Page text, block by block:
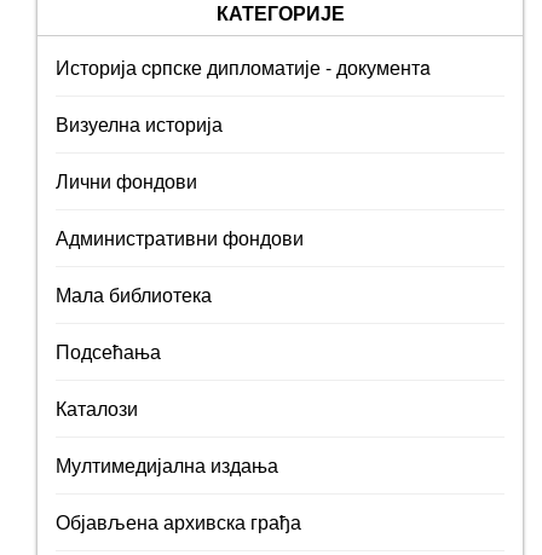
КАТЕГОРИЈЕ
Историја cрпске дипломатије - документa
Визуелна историја
Лични фондови
Административни фондови
Мала библиотека
Подсећања
Каталози
Мултимедијална издања
Објављена архивска грађа